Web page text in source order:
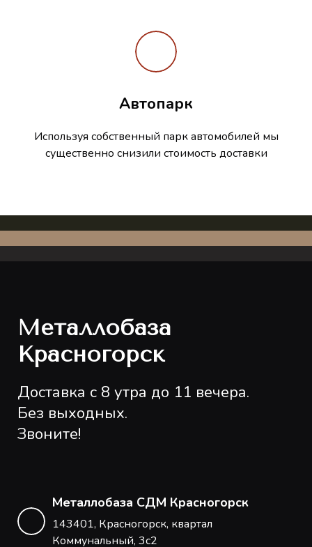
Автопарк
Используя собственный парк автомобилей мы
существенно снизили стоимость доставки
Металлобаза
Красногорск
Доставка с 8 утра до 11 вечера.
Без выходных.
Звоните!
Металлобаза СДМ Красногорск
143401, Красногорск, квартал
Коммунальный, 3с2